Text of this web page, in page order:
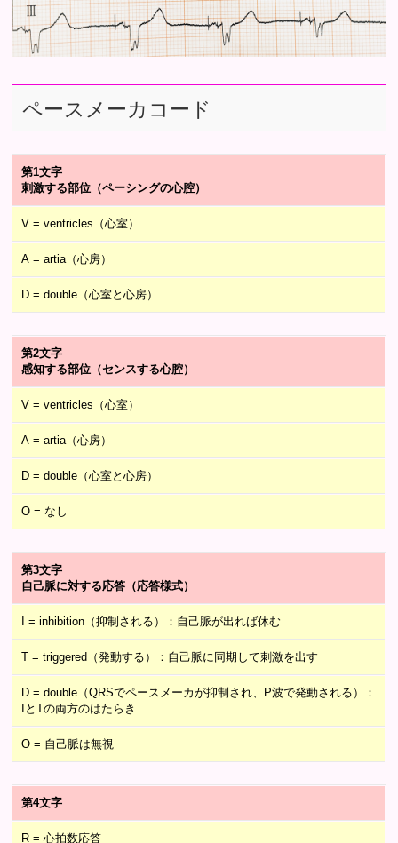
ペースメーカコード
第1文字
刺激する部位（ペーシングの心腔）
V = ventricles（心室）
A = artia（心房）
D = double（心室と心房）
第2文字
感知する部位（センスする心腔）
V = ventricles（心室）
A = artia（心房）
D = double（心室と心房）
O = なし
第3文字
自己脈に対する応答（応答様式）
I = inhibition（抑制される）：自己脈が出れば休む
T = triggered（発動する）：自己脈に同期して刺激を出す
D = double（QRSでペースメーカが抑制され、P波で発動される）：
IとTの両方のはたらき
O = 自己脈は無視
第4文字
R = 心拍数応答